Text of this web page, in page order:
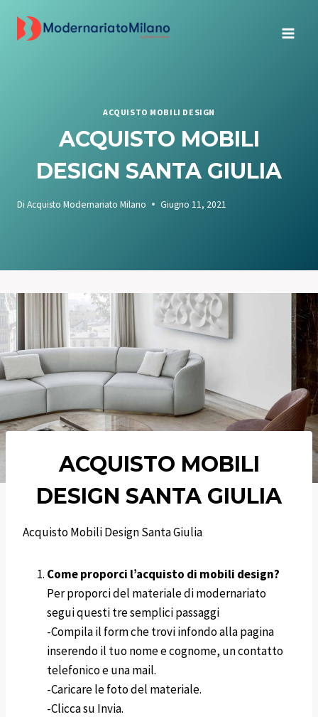
ACQUISTO MOBILI DESIGN
ACQUISTO MOBILI
DESIGN SANTA GIULIA
Di Acquisto Modernariato Milano Giugno 11, 2021
ACQUISTO MOBILI
DESIGN SANTA GIULIA
Acquisto Mobili Design Santa Giulia
Come proporci l’acquisto di mobili design?
Per proporci del materiale di modernariato
segui questi tre semplici passaggi
-Compila il form che trovi infondo alla pagina
inserendo il tuo nome e cognome, un contatto
telefonico e una mail.
-Caricare le foto del materiale.
-Clicca su Invia.